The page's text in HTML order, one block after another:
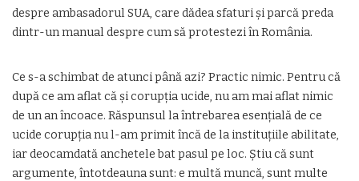
despre ambasadorul SUA, care dădea sfaturi şi parcă preda
dintr-un manual despre cum să protestezi în România.
Ce s-a schimbat de atunci până azi? Practic nimic. Pentru că
după ce am aflat că şi corupţia ucide, nu am mai aflat nimic
de un an încoace. Răspunsul la întrebarea esenţială de ce
ucide corupţia nu l-am primit încă de la instituţiile abilitate,
iar deocamdată anchetele bat pasul pe loc. Ştiu că sunt
argumente, întotdeauna sunt: e multă muncă, sunt multe